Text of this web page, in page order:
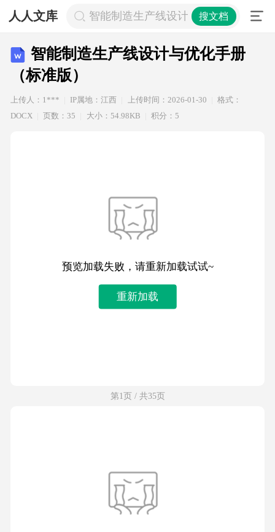
人人文库 智能制造生产线设计与优化手册（标
搜文档
智能制造生产线设计与优化手册
（标准版）
上传人：1*** IP属地：江西 上传时间：2026-01-30
格式：
DOCX
页数：35 大小：54.98KB 积分：5
预览加载失败，请重新加载试试~
重新加载
第1页 / 共35页